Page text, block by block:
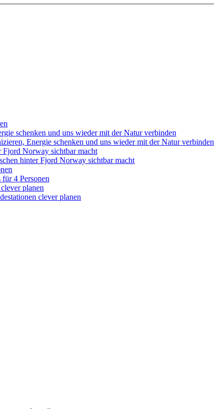
Energie schenken und uns wieder mit der Natur verbinden
hinter Fjord Norway sichtbar macht
4 Personen
clever planen